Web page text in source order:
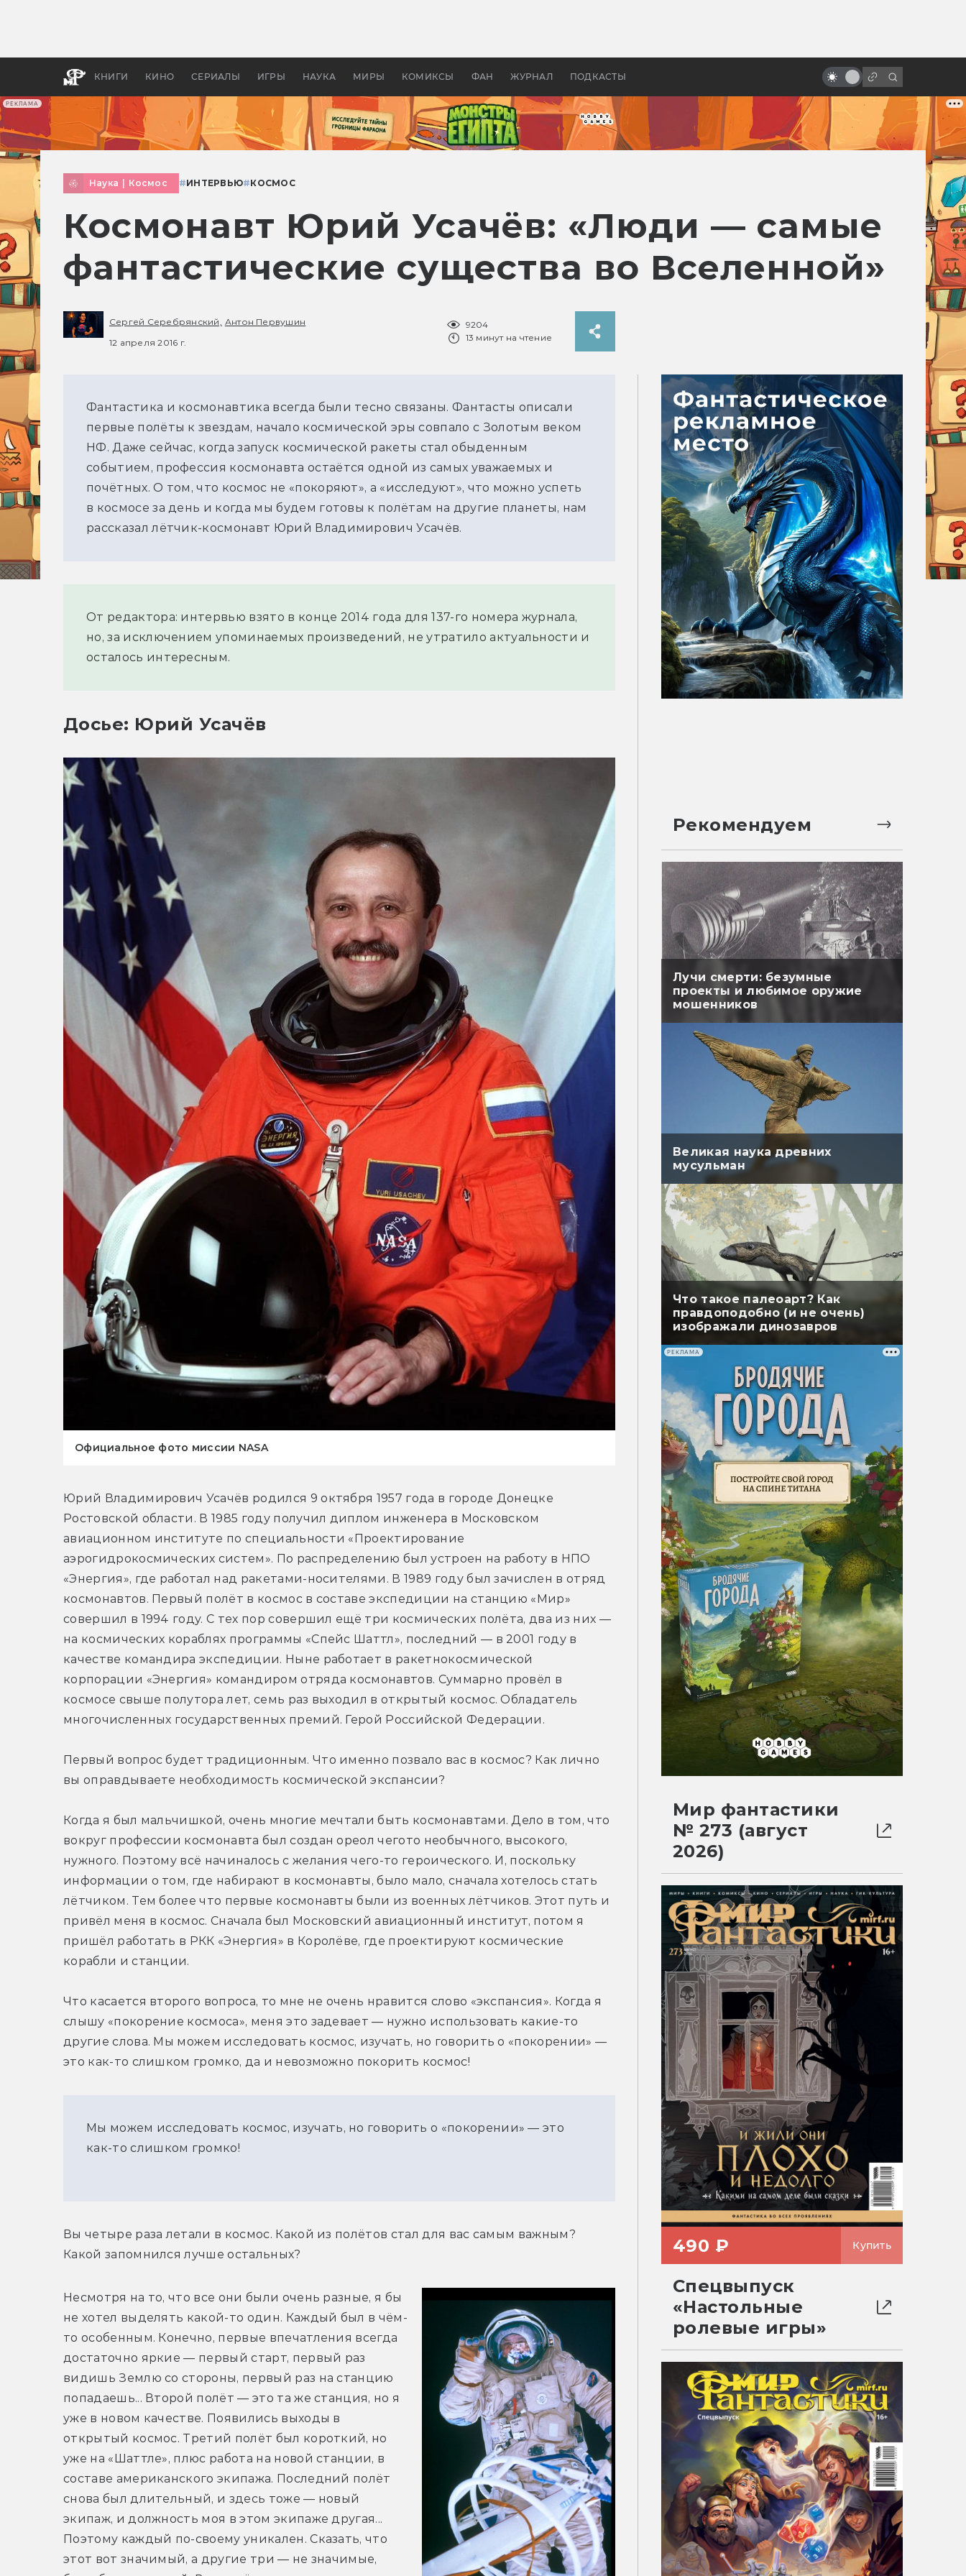
РЕКЛАМА
КНИГИ КИНО СЕРИАЛЫ ИГРЫ НАУКА МИРЫ КОМИКСЫ ФАН ЖУРНАЛ ПОДКАСТЫ
апокалипсис, в России —
бы «Властелина колец»
настоящему
Наука Космос #ИНТЕРВЬЮ#КОСМОС
Космонавт Юрий Усачёв: «Люди — самые
фантастические существа во Вселенной»
Сергей Серебрянский, Антон Первушин
12 апреля 2016 г.
9204
13 минут на чтение
Фантастика и космонавтика всегда были тесно связаны. Фантасты описали
первые полёты к звездам, начало космической эры совпало с Золотым веком
НФ. Даже сейчас, когда запуск космической ракеты стал обыденным
событием, профессия космонавта остаётся одной из самых уважаемых и
почётных. О том, что космос не «покоряют», а «исследуют», что можно успеть
в космосе за день и когда мы будем готовы к полётам на другие планеты, нам
рассказал лётчик-космонавт Юрий Владимирович Усачёв.
От редактора: интервью взято в конце 2014 года для 137-го номера журнала,
но, за исключением упоминаемых произведений, не утратило актуальности и
осталось интересным.
Досье: Юрий Усачёв
Официальное фото миссии NASA
Юрий Владимирович Усачёв родился 9 октября 1957 года в городе Донецке
Ростовской области. В 1985 году получил диплом инженера в Московском
авиационном институте по специальности «Проектирование
аэрогидрокосмических систем». По распределению был устроен на работу в НПО
«Энергия», где работал над ракетами-носителями. В 1989 году был зачислен в отряд
космонавтов. Первый полёт в космос в составе экспедиции на станцию «Мир»
совершил в 1994 году. С тех пор совершил ещё три космических полёта, два из них —
на космических кораблях программы «Спейс Шаттл», последний — в 2001 году в
качестве командира экспедиции. Ныне работает в ракетнокосмической
корпорации «Энергия» командиром отряда космонавтов. Суммарно провёл в
космосе свыше полутора лет, семь раз выходил в открытый космос. Обладатель
многочисленных государственных премий. Герой Российской Федерации.
Первый вопрос будет традиционным. Что именно позвало вас в космос? Как лично
вы оправдываете необходимость космической экспансии?
Когда я был мальчишкой, очень многие мечтали быть космонавтами. Дело в том, что
вокруг профессии космонавта был создан ореол чегото необычного, высокого,
нужного. Поэтому всё начиналось с желания чего-то героического. И, поскольку
информации о том, где набирают в космонавты, было мало, сначала хотелось стать
лётчиком. Тем более что первые космонавты были из военных лётчиков. Этот путь и
привёл меня в космос. Сначала был Московский авиационный институт, потом я
пришёл работать в РКК «Энергия» в Королёве, где проектируют космические
корабли и станции.
Что касается второго вопроса, то мне не очень нравится слово «экспансия». Когда я
слышу «покорение космоса», меня это задевает — нужно использовать какие-то
другие слова. Мы можем исследовать космос, изучать, но говорить о «покорении» —
это как-то слишком громко, да и невозможно покорить космос!
Мы можем исследовать космос, изучать, но говорить о «покорении» — это
как-то слишком громко!
Вы четыре раза летали в космос. Какой из полётов стал для вас самым важным?
Какой запомнился лучше остальных?
Несмотря на то, что все они были очень разные, я бы
не хотел выделять какой-то один. Каждый был в чём-
то особенным. Конечно, первые впечатления всегда
достаточно яркие — первый старт, первый раз
видишь Землю со стороны, первый раз на станцию
попадаешь... Второй полёт — это та же станция, но я
уже в новом качестве. Появились выходы в
открытый космос. Третий полёт был короткий, но
уже на «Шаттле», плюс работа на новой станции, в
составе американского экипажа. Последний полёт
снова был длительный, и здесь тоже — новый
экипаж, и должность моя в этом экипаже другая...
Поэтому каждый по-своему уникален. Сказать, что
этот вот значимый, а другие три — не значимые,
Рекомендуем
Лучи смерти: безумные
проекты и любимое оружие
мошенников
Великая наука древних
мусульман
Что такое палеоарт? Как
правдоподобно (и не очень)
изображали динозавров
РЕКЛАМА
Мир фантастики
№ 273 (август
2026)
490 ₽ Купить
Спецвыпуск
«Настольные
ролевые игры»